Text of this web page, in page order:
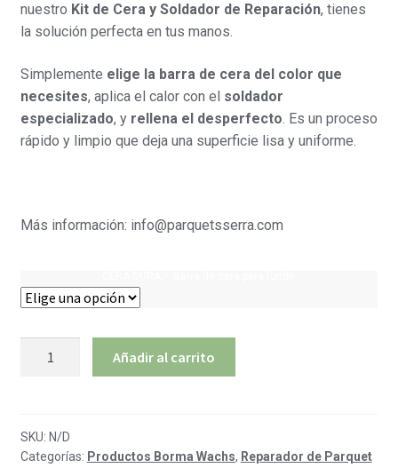
nuestro Kit de Cera y Soldador de Reparación, tienes
la solución perfecta en tus manos.
Simplemente elige la barra de cera del color que
necesites, aplica el calor con el soldador
especializado, y rellena el desperfecto . Es un proceso
rápido y limpio que deja una superficie lisa y uniforme.
Más información: info@parquetsserra.com
de
Cera
Añadir al carrito
SKU: N/D
Categorías: Productos Borma Wachs, Reparador de Parquet